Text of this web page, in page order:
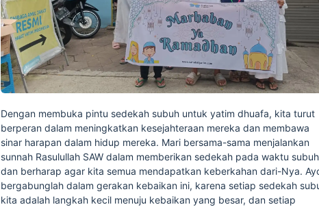
Dengan membuka pintu sedekah subuh untuk yatim dhuafa, kita turut
berperan dalam meningkatkan kesejahteraan mereka dan membawa
sinar harapan dalam hidup mereka. Mari bersama-sama menjalankan
sunnah Rasulullah SAW dalam memberikan sedekah pada waktu
dan berharap agar kita semua mendapatkan keberkahan dari-Nya.
bergabunglah dalam gerakan kebaikan ini, karena setiap sedekah
kita adalah langkah kecil menuju kebaikan yang besar, dan setiap